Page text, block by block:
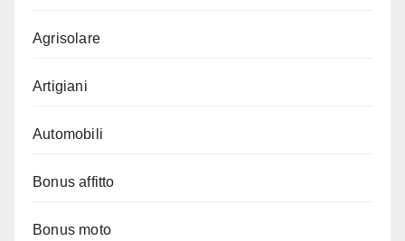
Agrisolare
Artigiani
Automobili
Bonus affitto
Bonus moto